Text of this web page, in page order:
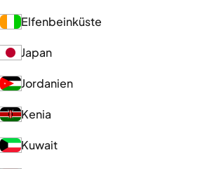
Elfenbeinküste
Japan
Jordanien
Kenia
Kuwait